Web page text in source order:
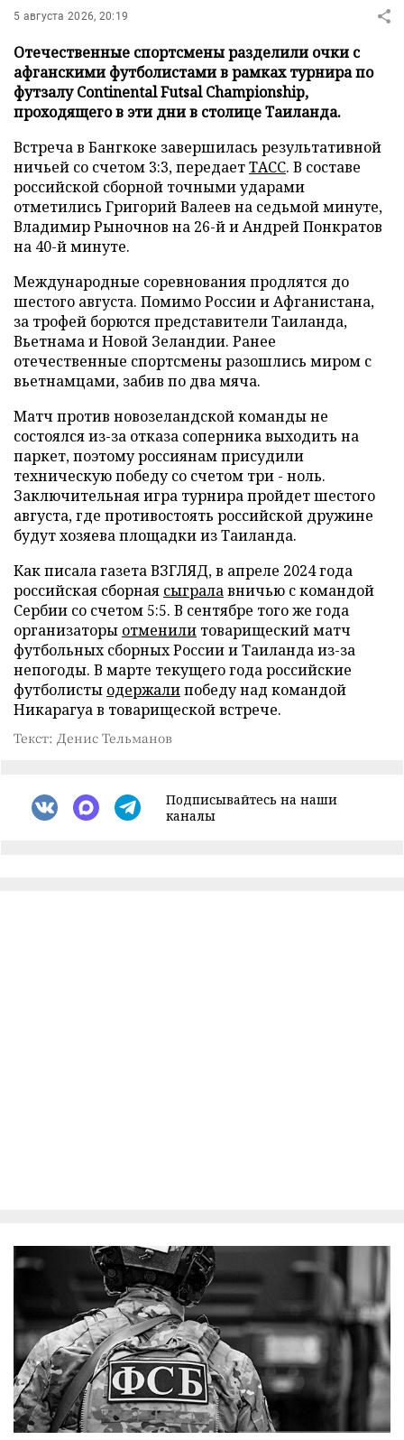
5 августа 2026, 20:19
Отечественные спортсмены разделили очки с
афганскими футболистами в рамках турнира по
футзалу Continental Futsal Championship,
проходящего в эти дни в столице Таиланда.
Встреча в Бангкоке завершилась результативной
ничьей со счетом 3:3, передаетТАСС. В составе
российской сборной точными ударами
отметились Григорий Валеев на седьмой минуте,
Владимир Рыночнов на 26-й и Андрей Понкратов
на 40-й минуте.
Международные соревнования продлятся до
шестого августа. Помимо России и Афганистана,
за трофей борются представители Таиланда,
Вьетнама и Новой Зеландии. Ранее
отечественные спортсмены разошлись миром с
вьетнамцами, забив по два мяча.
Матч против новозеландской команды не
состоялся из-за отказа соперника выходить на
паркет, поэтому россиянам присудили
техническую победу со счетом три - ноль.
Заключительная игра турнира пройдет шестого
августа, где противостоять российской дружине
будут хозяева площадки из Таиланда.
Как писала газета ВЗГЛЯД, в апреле 2024 года
российская сборная сыгралавничью с командой
Сербии со счетом 5:5. В сентябре того же года
организаторы отменили товарищеский матч
футбольных сборных России и Таиланда из-за
непогоды. В марте текущего года российские
футболисты одержалипобеду над командой
Никарагуа в товарищеской встрече.
Текст: Денис Тельманов
Подписывайтесь на наши
каналы